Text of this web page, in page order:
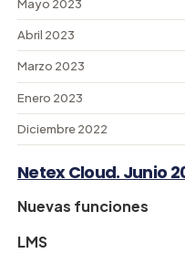
Netex Cloud. Junio
Nuevas funciones
LMS
Mayo 2023
Abril 2023
Marzo 2023
Enero 2023
Diciembre 2022